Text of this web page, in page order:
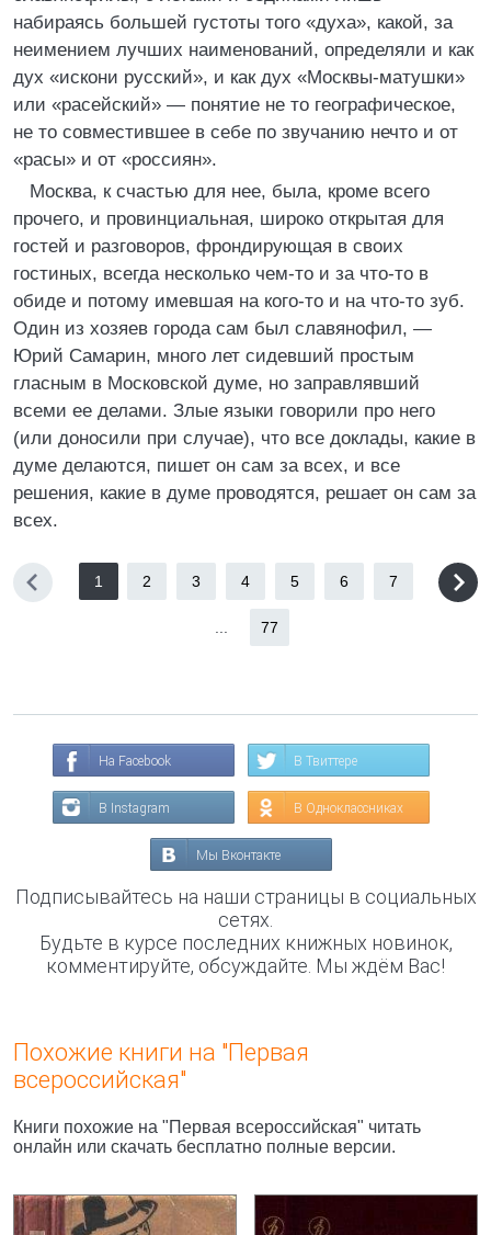
набираясь большей густоты того «духа», какой, за
неимением лучших наименований, определяли и как
дух «искони русский», и как дух «Москвы-матушки»
или «расейский» — понятие не то географическое,
не то совместившее в себе по звучанию нечто и от
«расы» и от «россиян».
Москва, к счастью для нее, была, кроме всего
прочего, и провинциальная, широко открытая для
гостей и разговоров, фрондирующая в своих
гостиных, всегда несколько чем-то и за что-то в
обиде и потому имевшая на кого-то и на что-то зуб.
Один из хозяев города сам был славянофил, —
Юрий Самарин, много лет сидевший простым
гласным в Московской думе, но заправлявший
всеми ее делами. Злые языки говорили про него
(или доносили при случае), что все доклады, какие в
думе делаются, пишет он сам за всех, и все
решения, какие в думе проводятся, решает он сам за
всех.
1 2 3 4 5 6 7
77
На Facebook В Твиттере
В Instagram В Одноклассниках
Мы Вконтакте
Подписывайтесь на наши страницы в социальных
сетях.
Будьте в курсе последних книжных новинок,
комментируйте, обсуждайте. Мы ждём Вас!
Похожие книги на "Первая
всероссийская"
Книги похожие на "Первая всероссийская" читать
онлайн или скачать бесплатно полные версии.